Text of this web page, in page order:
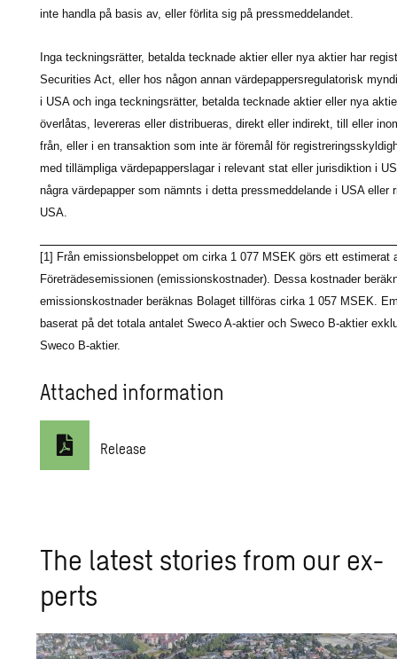
inte handla på basis av, eller förlita sig på pressmeddelandet.
Inga teckningsrätter, betalda tecknade aktier eller nya aktier har
Securities Act, eller hos någon annan värdepappersregulatorisk
i USA och inga teckningsrätter, betalda tecknade aktier eller nya
överlåtas, levereras eller distribueras, direkt eller indirekt, till eller
från, eller i en transaktion som inte är föremål för
med tillämpliga värdepapperslagar i relevant stat eller jurisdiktion i
några värdepapper som nämnts i detta pressmeddelande i USA eller
USA.
[1] Från emissionsbeloppet om cirka 1 077 MSEK görs ett estimerat
Företrädesemissionen (emissionskostnader). Dessa kostnader
emissionskostnader beräknas Bolaget tillföras cirka 1 057 MSEK.
baserat på det totala antalet Sweco A-aktier och Sweco B-aktier
Sweco B-aktier.
Attached information
Release
The lat­est sto­ries from our ex­
perts